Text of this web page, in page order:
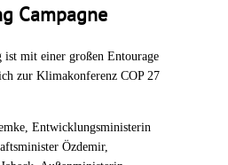
Campagne
ist mit einer großen Entourage
zur Klimakonferenz COP 27
Entwicklungsministerin
Özdemir,